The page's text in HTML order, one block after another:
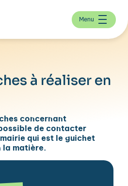
Menu
à réaliser en
concernant
de contacter
qui est le guichet
la matière.